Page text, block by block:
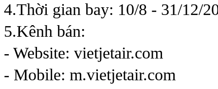
4.Thời gian bay: 10/8 - 31/12/
5.Kênh bán:
- Website: vietjetair.com
- Mobile: m.vietjetair.com